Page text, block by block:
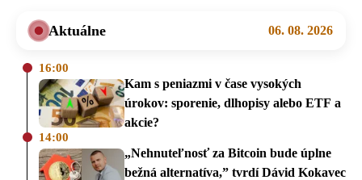
Aktuálne 06. 08. 2026
16:00
Kam s peniazmi v čase vysokých
úrokov: sporenie, dlhopisy alebo ETF a
akcie?
14:00
„Nehnuteľnosť za Bitcoin bude úplne
bežná alternatíva,” tvrdí Dávid Kokavec